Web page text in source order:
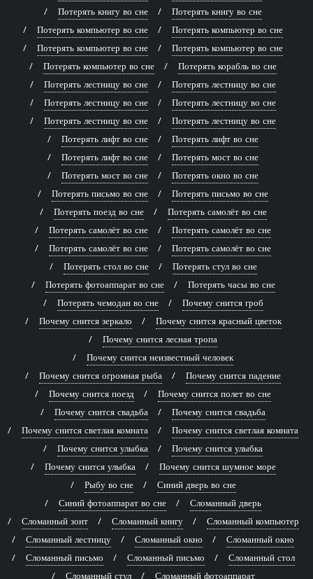
Потерять книгу во сне
Потерять книгу во сне
Потерять компьютер во сне
Потерять компьютер во сне
Потерять компьютер во сне
Потерять компьютер во сне
Потерять компьютер во сне
Потерять корабль во сне
Потерять лестницу во сне
Потерять лестницу во сне
Потерять лестницу во сне
Потерять лестницу во сне
Потерять лестницу во сне
Потерять лестницу во сне
Потерять лифт во сне
Потерять лифт во сне
Потерять лифт во сне
Потерять мост во сне
Потерять мост во сне
Потерять окно во сне
Потерять письмо во сне
Потерять письмо во сне
Потерять поезд во сне
Потерять самолёт во сне
Потерять самолёт во сне
Потерять самолёт во сне
Потерять самолёт во сне
Потерять самолёт во сне
Потерять стол во сне
Потерять стул во сне
Потерять фотоаппарат во сне
Потерять часы во сне
Потерять чемодан во сне
Почему снится гроб
Почему снится зеркало
Почему снится красный цветок
Почему снится лесная тропа
Почему снится неизвестный человек
Почему снится огромная рыба
Почему снится падение
Почему снится поезд
Почему снится полет во сне
Почему снится свадьба
Почему снится свадьба
Почему снится светлая комната
Почему снится светлая комната
Почему снится улыбка
Почему снится улыбка
Почему снится улыбка
Почему снится шумное море
Рыбу во сне
Синий дверь во сне
Синий фотоаппарат во сне
Сломанный дверь
Сломанный зонт
Сломанный книгу
Сломанный компьютер
Сломанный лестницу
Сломанный окно
Сломанный окно
Сломанный письмо
Сломанный письмо
Сломанный стол
Сломанный стул
Сломанный фотоаппарат